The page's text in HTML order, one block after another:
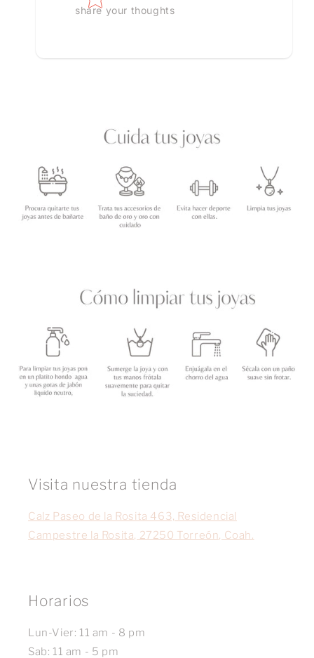
share your thoughts
Visita nuestra tienda
Calz Paseo de la Rosita 463, Residencial
Campestre la Rosita, 27250 Torreón, Coah.
Horarios
Lun-Vier: 11 am - 8 pm
Sab: 11 am - 5 pm